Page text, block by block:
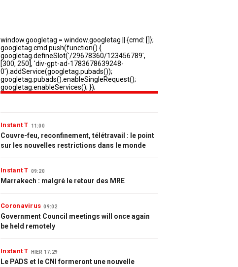
Instant T 11:00
Couvre-feu, reconfinement, télétravail : le point
sur les nouvelles restrictions dans le monde
Instant T 09:20
Marrakech : malgré le retour des MRE
Coronavirus 09:02
Government Council meetings will once again
be held remotely
Instant T HIER 17:29
Le PADS et le CNI formeront une nouvelle